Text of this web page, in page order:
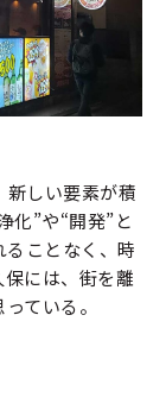
しい要素が積
化”や“開発”と
ることなく、時
には、街を離
ている。